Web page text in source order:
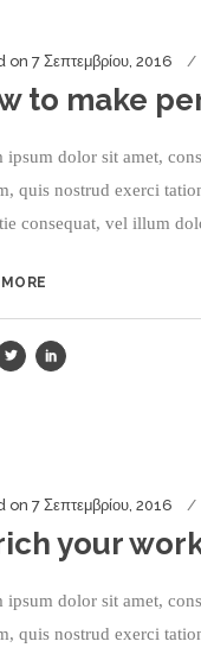
on 7 Σεπτεμβρίου, 2016
to make
ipsum dolor sit amet,
quis nostrud exerci
consequat, vel illum
on 7 Σεπτεμβρίου, 2016
your
ipsum dolor sit amet,
quis nostrud exerci